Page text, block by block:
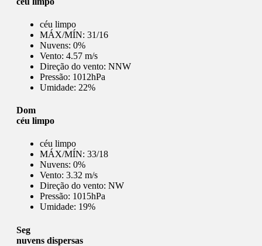
céu limpo
MÁX/MÍN: 31/16
Nuvens: 0%
Vento: 4.57 m/s
Direção do vento: NNW
Pressão: 1012hPa
Umidade: 22%
Dom
céu limpo
céu limpo
MÁX/MÍN: 33/18
Nuvens: 0%
Vento: 3.32 m/s
Direção do vento: NW
Pressão: 1015hPa
Umidade: 19%
Seg
nuvens dispersas